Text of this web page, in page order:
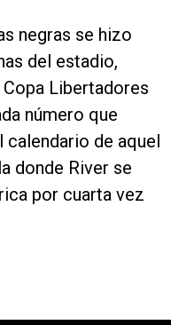
negras se hizo
del estadio,
Libertadores
número que
calendario de aquel
donde River se
por cuarta vez